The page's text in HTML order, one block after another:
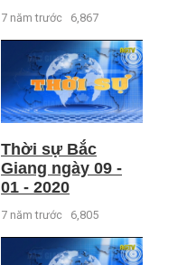
7 năm trước 6,867
Thời sự Bắc
Giang ngày 09 -
01 - 2020
7 năm trước 6,805